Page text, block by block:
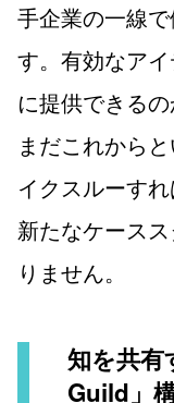
手企業の一線
す。有効なア
に提供できる
まだこれから
イクスルーす
新たなケース
りません。
知を共
Guild」